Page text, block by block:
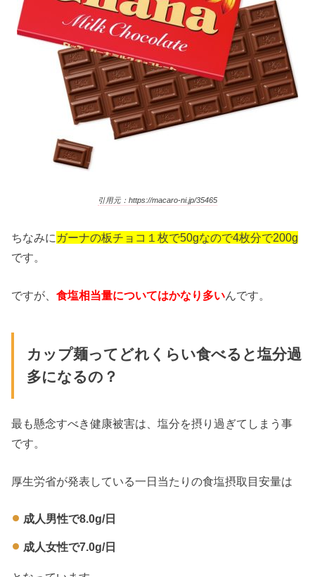
引用元：https://macaro-ni.jp/35465
ちなみに ガーナの板チョコ１枚で50gなので4枚分で200g
です。
ですが、食塩相当量についてはかなり多いんです。
カップ麺ってどれくらい食べると塩分過
多になるの？
最も懸念すべき健康被害は、塩分を摂り過ぎてしまう事
です。
厚生労省が発表している一日当たりの食塩摂取目安量は
成人男性で8.0g/日
成人女性で7.0g/日